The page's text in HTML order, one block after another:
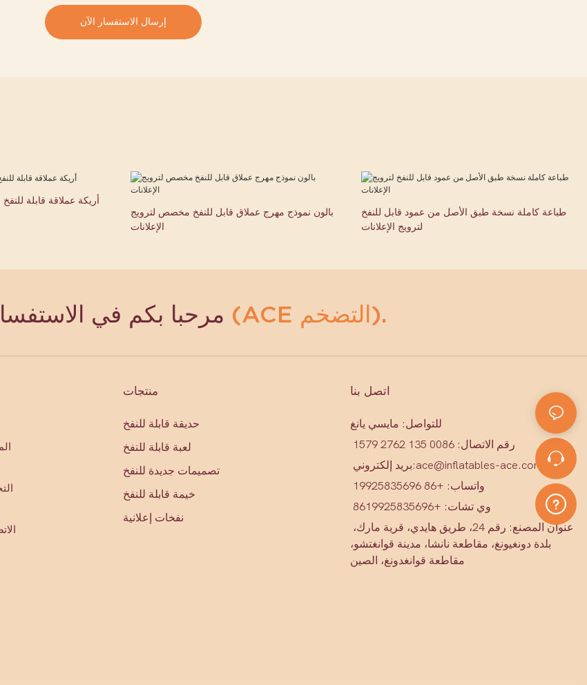
إرسال الاستفسار الآن
أريكة عملاقة قابلة
بالون نموذج مهرج عملاق قابل للنفخ مخصص لترويج
الإعلانات
طباعة كاملة نسخة طبق الأصل من عمود قابل للنفخ
لترويج الإعلانات
مرحبا بكم في أي مضخمات (ACE التضخم).
منتجات
حديقة قابلة للنفخ
لعبة قابلة للنفخ
تصميمات جديدة للنفخ
خيمة قابلة للنفخ
نفخات إعلانية
اتصل بنا
للتواصل: مايسي يانغ
رقم الاتصال: 0086 135 2762 1579
بريد إلكتروني:ace@inflatables-ace.com
واتساب: +86 19925835696
وي تشات: +8619925835696
بلدة دونغيونغ، مقاطعة نانشا، مدينة قوانغتشو،
مقاطعة قوانغدونغ، الصين